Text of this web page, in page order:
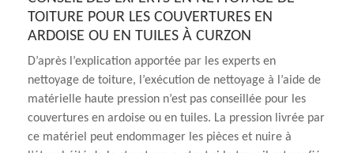
TOITURE POUR LES COUVERTURES EN
ARDOISE OU EN TUILES À CURZON
D’après l’explication apportée par les experts en
nettoyage de toiture, l’exécution de nettoyage à l’aide de
matérielle haute pression n’est pas conseillée pour les
couvertures en ardoise ou en tuiles. La pression livrée par
ce matériel peut endommager les pièces et nuire à